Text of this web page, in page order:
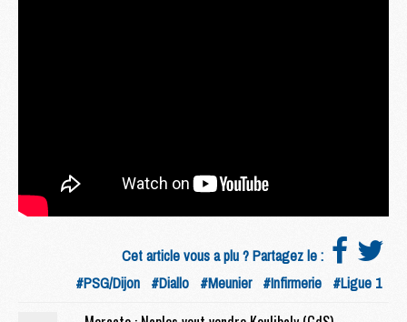
Cet article vous a plu ? Partagez le :
#PSG/Dijon #Diallo #Meunier #Infirmerie #Ligue 1